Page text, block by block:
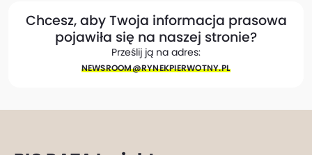
Chcesz, aby Twoja informacja prasowa
pojawiła się na naszej stronie?
Prześlij ją na adres:
NEWSROOM@​RYNEKPIERWOTNY.PL